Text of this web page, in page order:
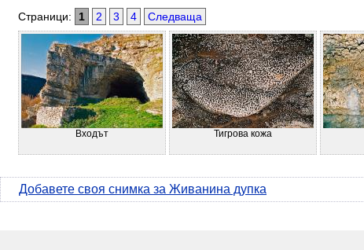
Страници:
1 2 3 4 Следваща
Входът Тигрова кожа
Добавете своя снимка за Живанина дупка